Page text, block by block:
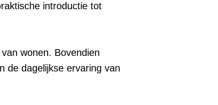
introductie tot
wonen. Bovendien
de dagelijkse ervaring van